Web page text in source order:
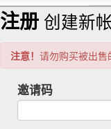
注册 创建新帐
注意！ 请勿购买被出
邀请码